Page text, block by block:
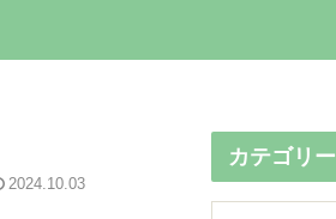
2024.10.03
カテゴリー